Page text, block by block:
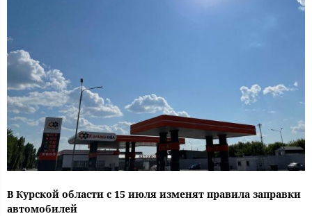
В Курской области с 15 июля изменят правила заправки
автомобилей